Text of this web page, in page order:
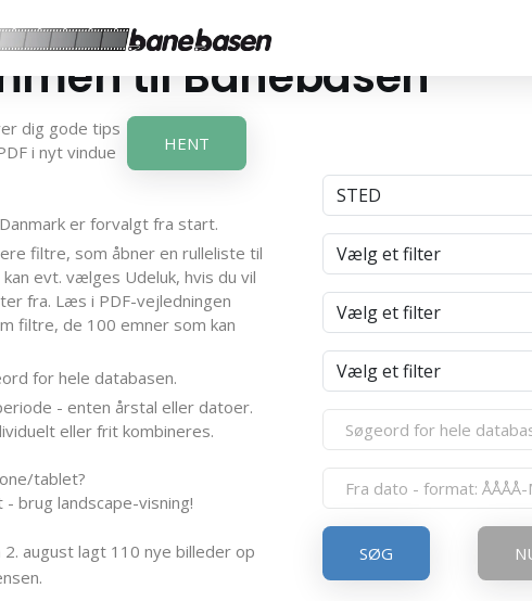
til Banebasen
dig gode tips
i nyt vindue
HENT
er forvalgt fra start.
filtre, som åbner en rulleliste til
evt. vælges Udeluk, hvis du vil
fra. Læs i PDF-vejledningen
filtre, de 100 emner som kan
for hele databasen.
- enten årstal eller datoer.
eller frit kombineres.
tablet?
brug landscape-visning!
august lagt 110 nye billeder op
SØG